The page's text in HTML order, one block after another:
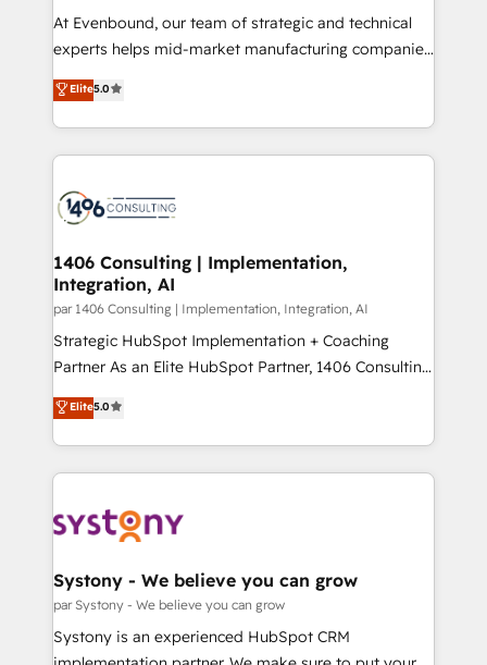
提供。 ▸ 既存CRM・MAからの移行支援：Salesforce・
Marketo・Pardot等からの移行、カスタム設計、履歴
データ移行と活用設計まで。 ▸ AEO対応：ChatGPT・
か？ ✓ HubSpot Eliteパートナー認定 ✓ HubSpotアワ
ード受賞・HUGリーダー ✓ ISO27001:2022 /
ISO9001:2015 取得 ✓ 400社以上の導入実績 ✓
状整理の壁打ちなど、構想段階からお気軽にお問い合わ
せください。
At Evenbound, our team of strategic and technical
experts helps mid-market manufacturing companies
achieve real growth. We specialize in delivering
tailored solutions that drive results by leveraging
HubSpot’s platform and data to fuel success.
Technical Solutions: - HubSpot Technical Consulting -
Onboarding - Data Migration & Integrations -
Technical Audit & Optimization Strategic Solutions: -
Revenue Operations - Inbound Marketing -
Outbound Marketing - HubSpot CMS Website
Design & Development We empower our clients to
reach their full potential by providing transparent,
relationship-driven support. With over 300 HubSpot
technical know-how and strategic guidance you
need to succeed.
Elite5.0
1406 Consulting | Implementation,
Integration, AI
par 1406 Consulting | Implementation, Integration, AI
Strategic HubSpot Implementation + Coaching
Partner As an Elite HubSpot Partner, 1406 Consulting
helps mid-market revenue teams transform how
they sell, market, and serve. We don't just build your
HubSpot—we teach your team to own it, then stay
to help you keep winning. What We Do ⚙️ CRM
Data & Content 📈 Sales & Marketing Alignment +
Agent Creation 🔄 Custom Integrations & Data
Migration Why 1406 We become part of your team.
Your team learns while we build. We fix what others
broke. Built for mid-market reality—practical
Elite5.0
Systony - We believe you can grow
par Systony - We believe you can grow
Systony is an experienced HubSpot CRM